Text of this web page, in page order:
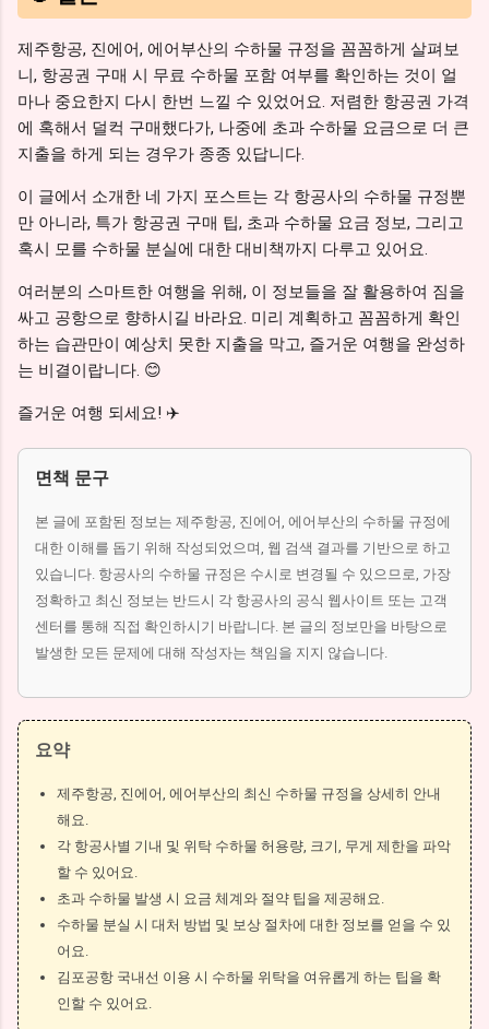
제주항공, 진에어, 에어부산의 수하물 규정을 꼼꼼하게 살펴보
니, 항공권 구매 시 무료 수하물 포함 여부를 확인하는 것이 얼
마나 중요한지 다시 한번 느낄 수 있었어요. 저렴한 항공권 가격
에 혹해서 덜컥 구매했다가, 나중에 초과 수하물 요금으로 더 큰
지출을 하게 되는 경우가 종종 있답니다.
이 글에서 소개한 네 가지 포스트는 각 항공사의 수하물 규정뿐
만 아니라, 특가 항공권 구매 팁, 초과 수하물 요금 정보, 그리고
혹시 모를 수하물 분실에 대한 대비책까지 다루고 있어요.
여러분의 스마트한 여행을 위해, 이 정보들을 잘 활용하여 짐을
싸고 공항으로 향하시길 바라요. 미리 계획하고 꼼꼼하게 확인
하는 습관만이 예상치 못한 지출을 막고, 즐거운 여행을 완성하
는 비결이랍니다. 😊
즐거운 여행 되세요! ✈️
면책 문구
본 글에 포함된 정보는 제주항공, 진에어, 에어부산의 수하물 규정에
대한 이해를 돕기 위해 작성되었으며, 웹 검색 결과를 기반으로 하고
있습니다. 항공사의 수하물 규정은 수시로 변경될 수 있으므로, 가장
정확하고 최신 정보는 반드시 각 항공사의 공식 웹사이트 또는 고객
센터를 통해 직접 확인하시기 바랍니다. 본 글의 정보만을 바탕으로
발생한 모든 문제에 대해 작성자는 책임을 지지 않습니다.
요약
제주항공, 진에어, 에어부산의 최신 수하물 규정을 상세히 안내
해요.
각 항공사별 기내 및 위탁 수하물 허용량, 크기, 무게 제한을 파악
할 수 있어요.
초과 수하물 발생 시 요금 체계와 절약 팁을 제공해요.
수하물 분실 시 대처 방법 및 보상 절차에 대한 정보를 얻을 수 있
어요.
김포공항 국내선 이용 시 수하물 위탁을 여유롭게 하는 팁을 확
인할 수 있어요.